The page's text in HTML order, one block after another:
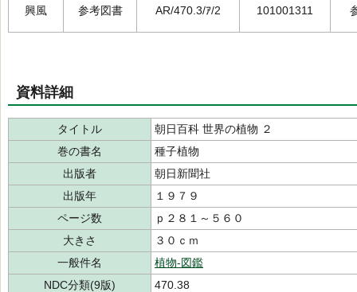
興風 参考図書 AR/470.3/ｱ/2 101001311
資料詳細
タイトル
朝日百科 世界の植物 ２
巻の書名
種子植物
出版者
朝日新聞社
出版年
１９７９
ページ数
ｐ２８１～５６０
大きさ
３０ｃｍ
一般件名
植物-図鑑
NDC分類(9版)
470.38